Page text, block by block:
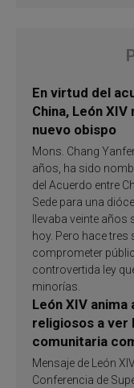
En virtud del
China, León
nuevo obispo
Mons. Chang
años, ha sido
del Acuerdo entre
Sede para una
llevaba veinte
hoy. Pero hace
comprometer
controvertida ley
minorías.
León XIV anima
religiosos a ver
comunitaria
de inspiración y
santificación
Mensaje de León
Conferencia de